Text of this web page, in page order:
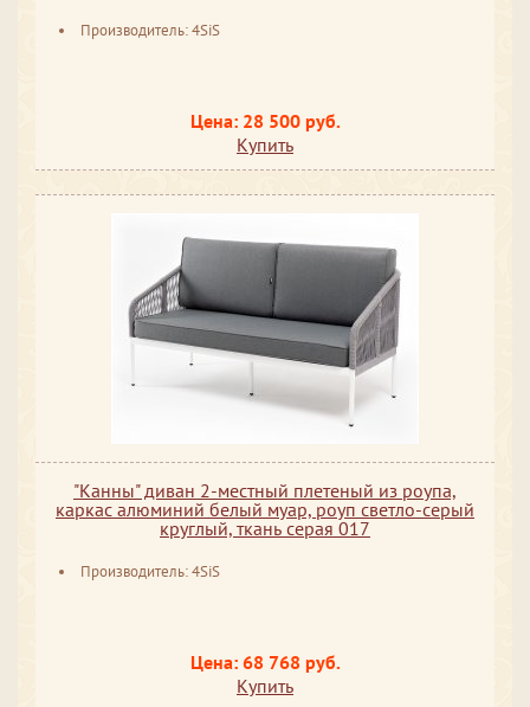
Производитель: 4SiS
Цена: 28 500 руб.
Купить
"Канны" диван 2-местный плетеный из роупа,
каркас алюминий белый муар, роуп светло-серый
круглый, ткань серая 017
Производитель: 4SiS
Цена: 68 768 руб.
Купить